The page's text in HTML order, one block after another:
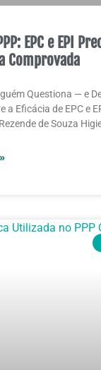
EPC e EPI
Comprovada
Questiona — e
a Eficácia de EPC e
de Souza